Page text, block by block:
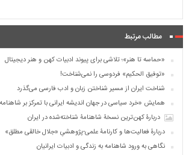
مطالب مرتبط
«حماسه تا هنر»؛ تلاشی برای پیوند ادبیات کهن و هنر دیجیتال
«توفیق الحکیم» فردوسی را نمی‌شناخت!
شناخت ایران از مسیر شناختن زبان و ادب فارسی می‌گذرد
همایش «خرد سیاسی در جهان اندیشه ایرانی با تمرکز بر
دربارۀ کهن‌ترین نسخۀ شاهنامۀ شناخته‌شده در ایران
دربارۀ فعالیت‌ها و کارنامۀ علمی-پژوهشیِ «جلال خالقی مطلق»
نگاهی به ورود شاهنامه به زندگی و ادبیات ایرانیان